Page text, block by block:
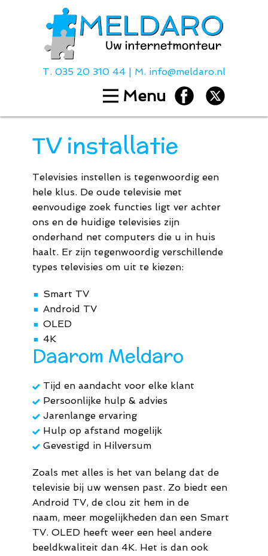
T. 035 20 310 44 | M. info@meldaro.nl
Menu
Diensten
Hulp bij
Contact
Tarieven
035 20 310
info@meldaro.nl
TV installatie
Televisies instellen is tegenwoordig een
hele klus. De oude televisie met
eenvoudige zoek functies ligt ver achter
ons en de huidige televisies zijn
onderhand net computers die u in huis
haalt. Er zijn tegenwoordig verschillende
types televisies om uit te kiezen:
■ Smart TV
■ Android TV
■ OLED
■ 4K
Daarom Meldaro
Tijd en aandacht voor elke klant
Persoonlijke hulp & advies
Jarenlange ervaring
Hulp op afstand mogelijk
Gevestigd in Hilversum
Zoals met alles is het van belang dat de
televisie bij uw wensen past. Zo biedt een
Android TV, de clou zit hem in de
naam, meer mogelijkheden dan een Smart
TV. OLED heeft weer een heel andere
beeldkwaliteit dan 4K. Het is dan ook